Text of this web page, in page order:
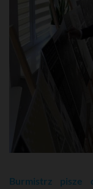
Burmistrz pisze